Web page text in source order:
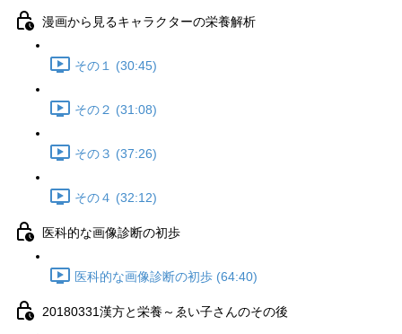
漫画から見るキャラクターの栄養解析
その１ (30:45)
その２ (31:08)
その３ (37:26)
その４ (32:12)
医科的な画像診断の初歩
医科的な画像診断の初歩 (64:40)
20180331漢方と栄養～ゑい子さんのその後